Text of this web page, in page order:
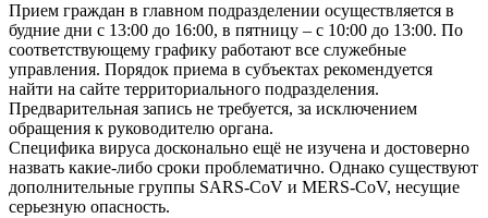
Прием граждан в главном подразделении осуществляется в
будние дни с 13:00 до 16:00, в пятницу – с 10:00 до 13:00. По
соответствующему графику работают все служебные
управления. Порядок приема в субъектах рекомендуется
найти на сайте территориального подразделения.
Предварительная запись не требуется, за исключением
обращения к руководителю органа.
Специфика вируса досконально ещё не изучена и достоверно
назвать какие-либо сроки проблематично. Однако существуют
дополнительные группы SARS-CoV и MERS-CoV, несущие
серьезную опасность.